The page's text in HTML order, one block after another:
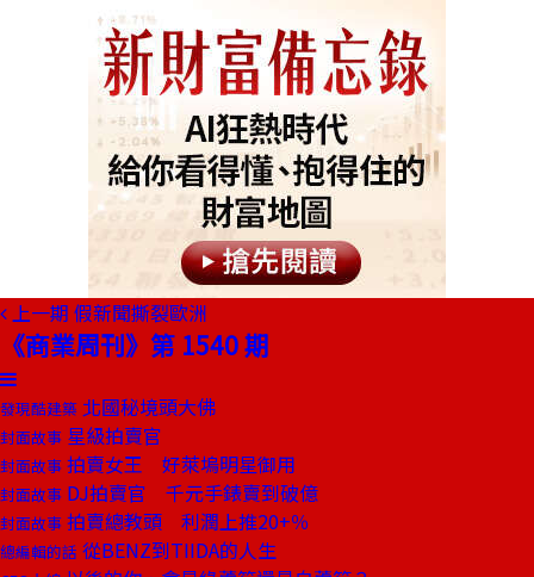
上一期 假新聞撕裂歐洲
《商業周刊》第 1540 期
發現酷建築 北國秘境頭大佛
封面故事 星級拍賣官
封面故事 拍賣女王 好萊塢明星御用
封面故事 DJ拍賣官 千元手錶賣到破億
封面故事 拍賣總教頭 利潤上推20+％
總編輯的話 從BENZ到TIIDA的人生